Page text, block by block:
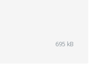
File
695 kB